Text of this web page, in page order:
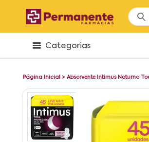
Categorias
Página Inicial > Absorvente Intimus Noturno